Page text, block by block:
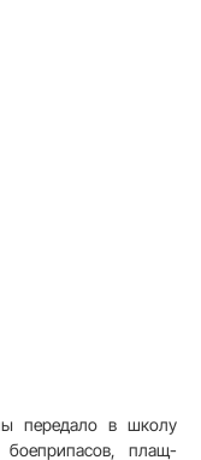
передало в школу
плащ-